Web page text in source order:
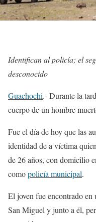
Identifican al policía; el
desconocido
Guachochi.- Durante la
cuerpo de un hombre
Fue el día de hoy que las
identidad de a víctima
de 26 años, con domicilio
comopolicía municipal.
El joven fue encontrado
San Miguel y junto a él,